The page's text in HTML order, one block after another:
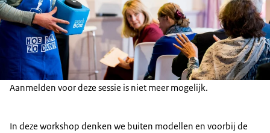
Aanmelden voor deze sessie is niet meer mogelijk.
In deze workshop denken we buiten modellen en voorbij de